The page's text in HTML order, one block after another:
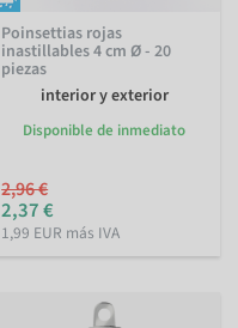
Poinsettias rojas
inastillables 4 cm Ø - 20
piezas
interior y exterior
Disponible de inmediato
2,96 €
2,37 €
1,99 EUR más IVA